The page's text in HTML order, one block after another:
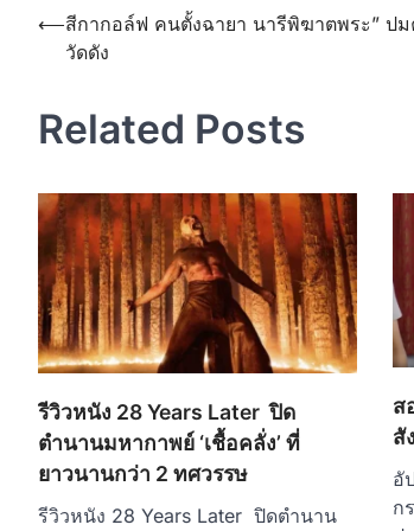
Post
navigation
⟵สีกากอล์ฟ คนตั้งฉายา นารีพิฆาตพระ” ป
วัดดัง
Related Posts
รีวิวหนัง 28 Years Later ปิด
ตำนานมหากาพย์ ‘เชื้อคลั่ง’ ที่
ยาวนานกว่า 2 ทศวรรษ
รีวิวหนัง 28 Years Later ปิดตำนาน
ส
สั
อั
ก